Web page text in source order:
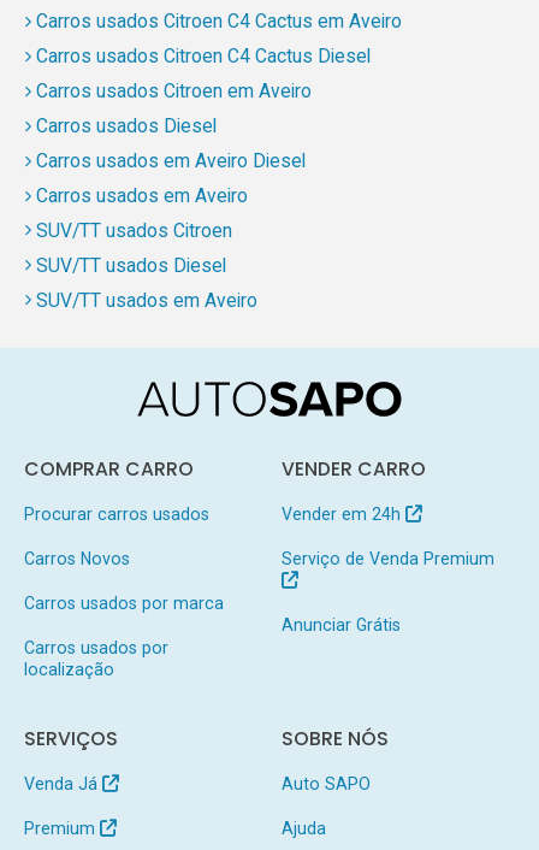
Carros usados Citroen C4 Cactus em Aveiro
Carros usados Citroen C4 Cactus Diesel
Carros usados Citroen em Aveiro
Carros usados Diesel
Carros usados em Aveiro Diesel
Carros usados em Aveiro
SUV/TT usados Citroen
SUV/TT usados Diesel
SUV/TT usados em Aveiro
COMPRAR CARRO
Procurar carros usados
Carros Novos
Carros usados por marca
Carros usados por
localização
VENDER CARRO
Vender em 24h
Serviço de Venda Premium
Anunciar Grátis
SERVIÇOS
Venda Já
Premium
SOBRE NÓS
Auto SAPO
Ajuda